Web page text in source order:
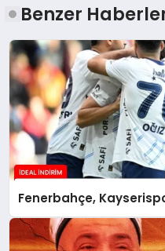
Benzer
Fenerbahçe,